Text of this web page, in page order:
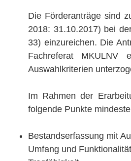
Die Förderanträge sind
2018: 31.10.2017) bei
33) einzureichen. Die
Fachreferat MKULNV
Auswahlkriterien
Im Rahmen der
folgende Punkte
Bestandserfassung mit
Umfang und